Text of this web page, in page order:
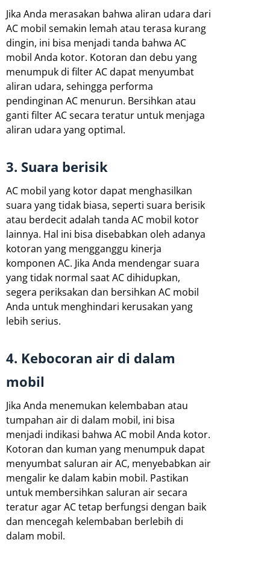
Jika Anda merasakan bahwa aliran udara dari
AC mobil semakin lemah atau terasa kurang
dingin, ini bisa menjadi tanda bahwa AC
mobil Anda kotor. Kotoran dan debu yang
menumpuk di filter AC dapat menyumbat
aliran udara, sehingga performa
pendinginan AC menurun. Bersihkan atau
ganti filter AC secara teratur untuk menjaga
aliran udara yang optimal.
3. Suara berisik
AC mobil yang kotor dapat menghasilkan
suara yang tidak biasa, seperti suara berisik
atau berdecit adalah tanda AC mobil kotor
lainnya. Hal ini bisa disebabkan oleh adanya
kotoran yang mengganggu kinerja
komponen AC. Jika Anda mendengar suara
yang tidak normal saat AC dihidupkan,
segera periksakan dan bersihkan AC mobil
Anda untuk menghindari kerusakan yang
lebih serius.
4. Kebocoran air di dalam
mobil
Jika Anda menemukan kelembaban atau
tumpahan air di dalam mobil, ini bisa
menjadi indikasi bahwa AC mobil Anda kotor.
Kotoran dan kuman yang menumpuk dapat
menyumbat saluran air AC, menyebabkan air
mengalir ke dalam kabin mobil. Pastikan
untuk membersihkan saluran air secara
teratur agar AC tetap berfungsi dengan baik
dan mencegah kelembaban berlebih di
dalam mobil.